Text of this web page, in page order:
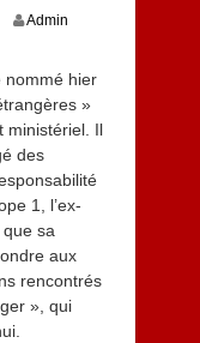
Admin
nommé hier
»
ministériel. Il
des
1, l’ex-
sa
aux
rencontrés
», qui